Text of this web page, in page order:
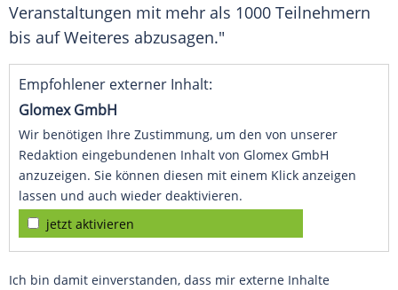
Veranstaltungen mit mehr als 1000 Teilnehmern
bis auf Weiteres abzusagen."
Empfohlener externer Inhalt:
Glomex GmbH
Wir benötigen Ihre Zustimmung, um den von unserer
Redaktion eingebundenen Inhalt von Glomex GmbH
anzuzeigen. Sie können diesen mit einem Klick anzeigen
lassen und auch wieder deaktivieren.
jetzt aktivieren
Ich bin damit einverstanden, dass mir externe Inhalte